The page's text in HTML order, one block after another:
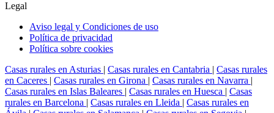
Legal
Aviso legal y Condiciones de uso
Política de privacidad
Política sobre cookies
Casas rurales en Asturias | Casas rurales en Cantabria | Casas rurales
en Caceres | Casas rurales en Girona | Casas rurales en Navarra |
Casas rurales en Islas Baleares | Casas rurales en Huesca | Casas
rurales en Barcelona | Casas rurales en Lleida | Casas rurales en